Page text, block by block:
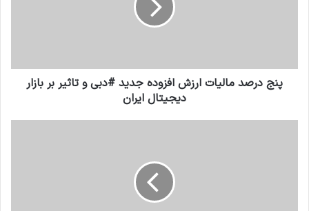
پنج درصد مالیات ارزش افزوده جدید #دبی و تاثیر بر بازار
دیجیتال ایران